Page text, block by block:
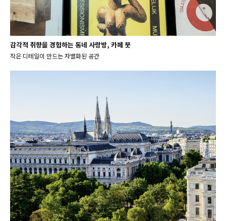
감각적 취향을 경험하는 동네 사랑방, 카페 붓
작은 디테일이 만드는 차별화된 공간